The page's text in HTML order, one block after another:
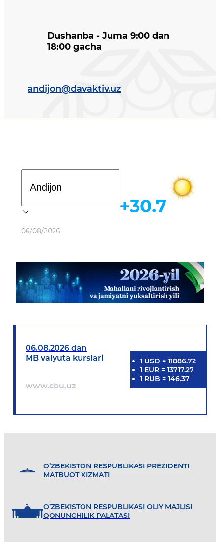
Dushanba - Juma 9:00 dan
18:00 gacha
andijon@davaktiv.uz
Ob-havo
06/08/2026
+30.7
06.08.2026 dan
MB valyuta kurslari
www.cbu.uz
1 USD = 11886.72
1 EUR= 13717.27
1 RUB = 146.37
O’ZBEKISTON RESPUBLIKASI PREZIDENTI
MATBUOT XIZMATI
O’ZBEKISTON RESPUBLIKASI OLIY MAJLISI
QONUNCHILIK PALATASI